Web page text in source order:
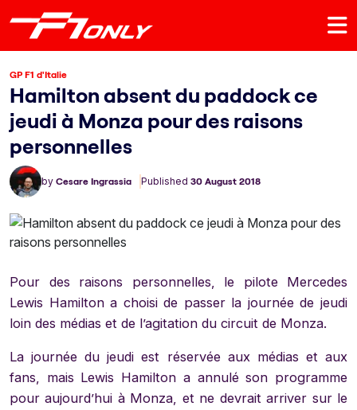
GP F1 d'Italie
Hamilton absent du paddock ce
jeudi à Monza pour des raisons
personnelles
by Cesare Ingrassia Published 30 August 2018
Pour des raisons personnelles, le pilote Mercedes
Lewis Hamilton a choisi de passer la journée de jeudi
loin des médias et de l’agitation du circuit de Monza.
La journée du jeudi est réservée aux médias et aux
fans, mais Lewis Hamilton a annulé son programme
pour aujourd’hui à Monza, et ne devrait arriver sur le